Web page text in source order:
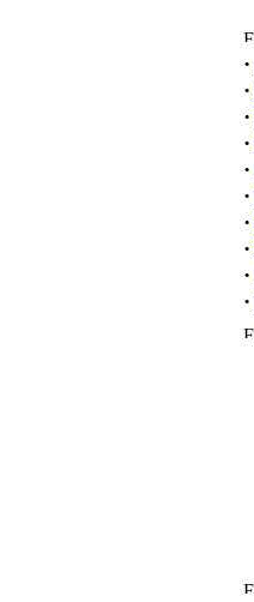
·
·
·
·
·
·
·
·
·
·